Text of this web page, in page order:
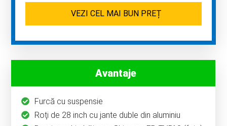
VEZI CEL MAI BUN PREȚ
Avantaje
Furcă cu suspensie
Roţi de 28 inch cu jante duble din aluminiu